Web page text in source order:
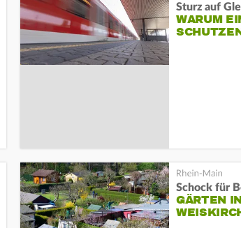
Sturz auf
WARUM
Schock für
GÄRTEN